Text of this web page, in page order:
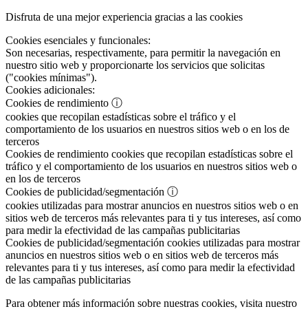
Disfruta de una mejor experiencia gracias a las cookies
Cookies esenciales y funcionales:
Son necesarias, respectivamente, para permitir la navegación en
nuestro sitio web y proporcionarte los servicios que solicitas
("cookies mínimas").
Cookies adicionales:
Cookies de rendimiento ⓘ
cookies que recopilan estadísticas sobre el tráfico y el
comportamiento de los usuarios en nuestros sitios web o en los de
terceros
Cookies de rendimiento cookies que recopilan estadísticas sobre el
tráfico y el comportamiento de los usuarios en nuestros sitios web o
en los de terceros
Cookies de publicidad/segmentación ⓘ
cookies utilizadas para mostrar anuncios en nuestros sitios web o en
sitios web de terceros más relevantes para ti y tus intereses, así como
para medir la efectividad de las campañas publicitarias
Cookies de publicidad/segmentación cookies utilizadas para mostrar
anuncios en nuestros sitios web o en sitios web de terceros más
relevantes para ti y tus intereses, así como para medir la efectividad
de las campañas publicitarias
Para obtener más información sobre nuestras cookies, visita nuestro